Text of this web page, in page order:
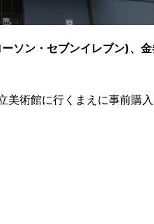
ソン・セブンイレブン)、
術館に行くまえに事前購入